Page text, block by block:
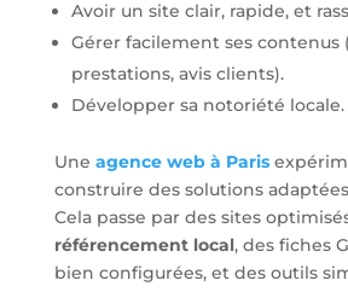
Avoir un site clair, rapide, et
Gérer facilement ses contenus
prestations, avis clients).
Développer sa notoriété locale.
Une agence web à Paris
construire des solutions
Cela passe par des sites
référencement local, des fiches
bien configurées, et des outils